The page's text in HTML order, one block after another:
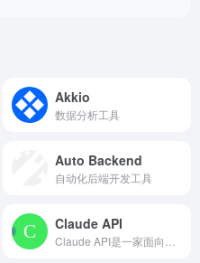
Akkio
数据分析工具
Auto Backend
自动化后端开发工具
Claude API